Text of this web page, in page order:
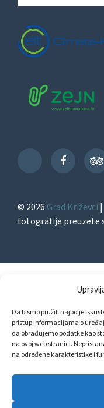
Da bismo pružili najbolje
pristup informacijama o
da obrađujemo podatke kao
na ovoj web stranici.
na određene karakteristike i
TikTok
Facebook
© 2026 Grad Križevci |
fotografije preuzete